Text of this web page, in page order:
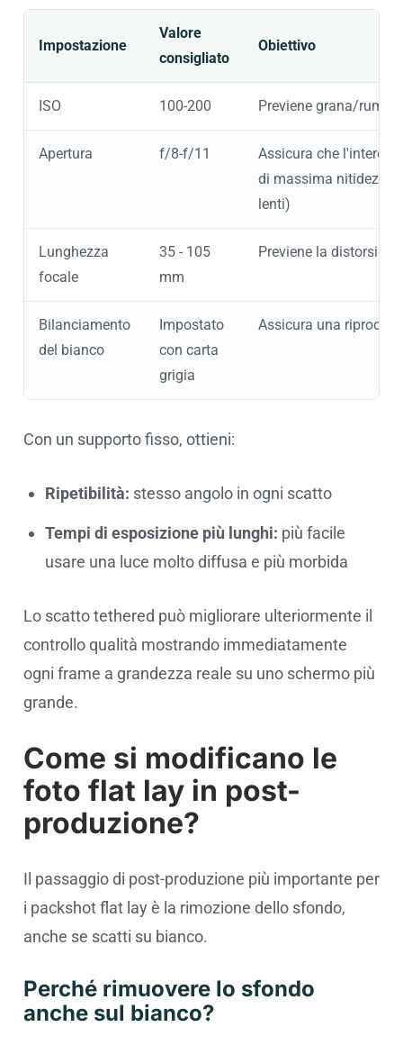
Impostazione
Valore
consigliato
Obiettivo
ISO 100-200 Previene grana/
Apertura f/8-f/11
Assicura che l'intero
di massima nitidezza
lenti)
Lunghezza
focale
35 - 105
mm
Previene la
Bilanciamento
del bianco
Impostato
con carta
grigia
Assicura una
Con un supporto fisso, ottieni:
Ripetibilità: stesso angolo in ogni scatto
Tempi di esposizione più lunghi: più facile
usare una luce molto diffusa e più morbida
Lo scatto tethered può migliorare ulteriormente il
controllo qualità mostrando immediatamente
ogni frame a grandezza reale su uno schermo più
grande.
Come si modificano le
foto flat lay in post-
produzione?
Il passaggio di post-produzione più importante per
i packshot flat lay è la rimozione dello sfondo,
anche se scatti su bianco.
Perché rimuovere lo sfondo
anche sul bianco?